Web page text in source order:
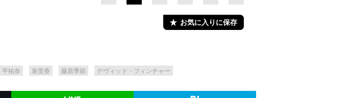
お気に入りに保存
平祐奈 泉里香 藤原季節 デヴィッド・フィンチャー